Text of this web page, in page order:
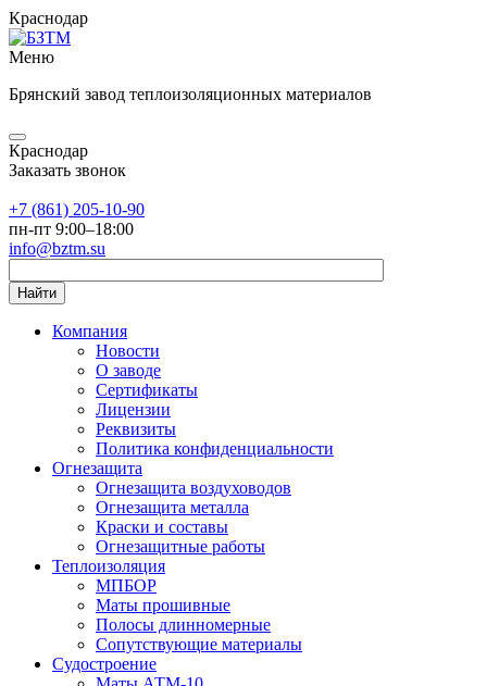
Краснодар
Меню
Брянский завод теплоизоляционных материалов
Краснодар
Заказать звонок
+7 (861) 205-10-90
пн-пт 9:00–18:00
info@bztm.su
Найти
Компания
Новости
О заводе
Сертификаты
Лицензии
Реквизиты
Политика конфиденциальности
Огнезащита
Огнезащита воздуховодов
Огнезащита металла
Краски и составы
Огнезащитные работы
Теплоизоляция
МПБОР
Маты прошивные
Полосы длинномерные
Сопутствующие материалы
Судостроение